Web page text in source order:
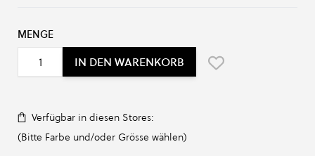
MENGE
IN DEN WARENKORB
Verfügbar in diesen Stores:
(Bitte Farbe und/oder Grösse wählen)